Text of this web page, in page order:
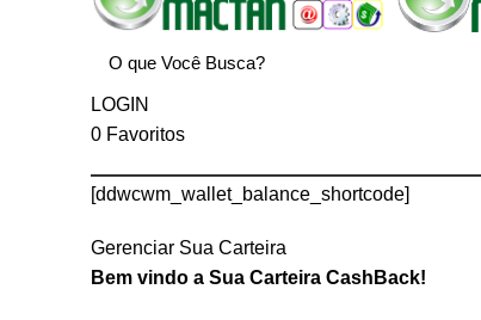
LOGIN
0 Favoritos
[ddwcwm_wallet_balance_shortcode]
Gerenciar Sua Carteira
Bem vindo a Sua Carteira CashBack!